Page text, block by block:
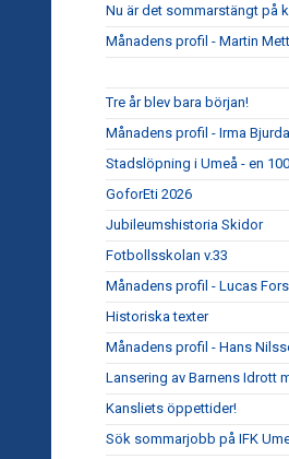
Nu är det sommarstängt på
Månadens profil - Martin
Tre år blev bara början!
Månadens profil - Irma
Stadslöpning i Umeå - en
GoforEti 2026
Jubileumshistoria Skidor
Fotbollsskolan v.33
Månadens profil - Lucas
Historiska texter
Månadens profil - Hans
Lansering av Barnens Idrott
Kansliets öppettider!
Sök sommarjobb på IFK